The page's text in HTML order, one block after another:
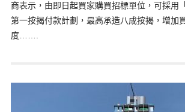
商表示，由即日起買家購買招標單位，可採用
第一按揭付款計劃，最高承造八成按揭，增加
度…….